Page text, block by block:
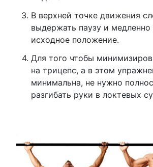
В верхней точке движения
выдержать паузу и медленно
исходное положение.
Для того чтобы
на трицепс, а в этом
минимальна, не нужно
разгибать руки в локтевых